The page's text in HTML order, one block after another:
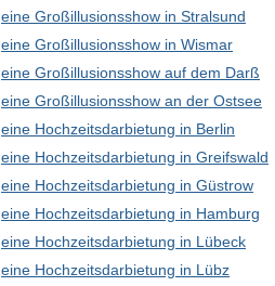
eine Großillusionsshow in Stralsund
eine Großillusionsshow in Wismar
eine Großillusionsshow auf dem Darß
eine Großillusionsshow an der Ostsee
eine Hochzeitsdarbietung in Berlin
eine Hochzeitsdarbietung in Greifswald
eine Hochzeitsdarbietung in Güstrow
eine Hochzeitsdarbietung in Hamburg
eine Hochzeitsdarbietung in Lübeck
eine Hochzeitsdarbietung in Lübz